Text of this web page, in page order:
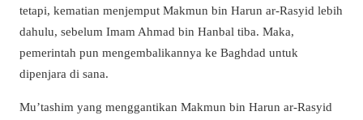
tetapi, kematian menjemput Makmun bin Harun ar-Rasyid lebih
dahulu, sebelum Imam Ahmad bin Hanbal tiba. Maka,
pemerintah pun mengembalikannya ke Baghdad untuk
dipenjara di sana.
Mu’tashim yang menggantikan Makmun bin Harun ar-Rasyid